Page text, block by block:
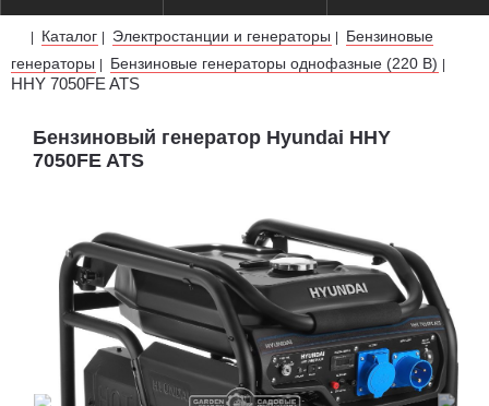
| Каталог | Электростанции и генераторы |
Бензиновые
генераторы | Бензиновые генераторы однофазные (220 В) |
HHY 7050FE ATS
Бензиновый генератор Hyundai HHY
7050FE ATS